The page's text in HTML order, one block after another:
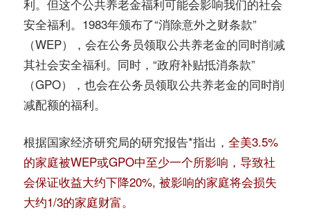
利。但这个公共养老金福利可能会影响我们的社会
安全福利。1983年颁布了“消除意外之财条款”
（WEP），会在公务员领取公共养老金的同时削减
其社会安全福利。同时，“政府补贴抵消条款”
（GPO），也会在公务员领取公共养老金的同时削
减配额的福利。
根据国家经济研究局的研究报告*指出， 全美3.5%
的家庭被WEP或GPO中至少一个所影响，导致社
会保证收益大约下降20%, 被影响的家庭将会损失
大约1/3的家庭财富。